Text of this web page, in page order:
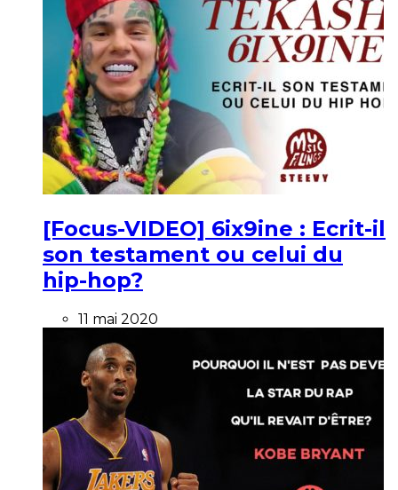
[Focus-VIDEO] 6ix9ine : Ecrit-il
son testament ou celui du
hip-hop?
11 mai 2020